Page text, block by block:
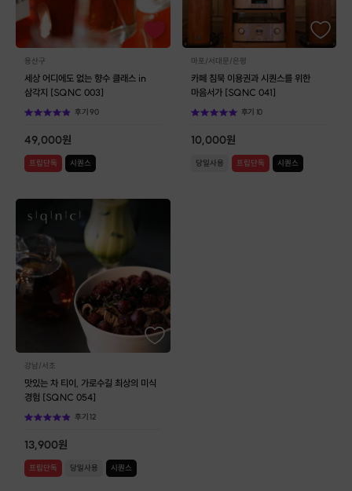
용산구
세상 어디에도 없는 향수 클래스 in
삼각지 [SQNC 003]
후기90
49,000원
프립단독 시퀀스
마포/서대문/은평
카페 침묵 이용권과 시퀀스를 위한
마음서가 [SQNC 041]
후기 10
10,000원
당일사용 프립단독 시퀀스
강남/서초
맛있는 차 티이, 가로수길 최상의 미식
경험 [SQNC 054]
후기12
13,900원
프립단독 당일사용 시퀀스